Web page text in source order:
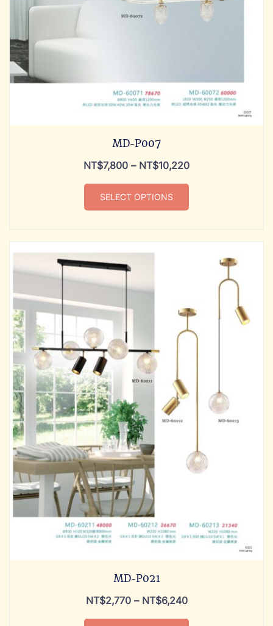
MD-P007
NT$7,800 – NT$10,220
SELECT OPTIONS
MD-P021
NT$2,770– NT$6,240